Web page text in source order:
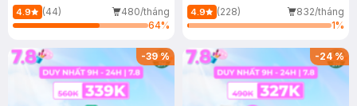
Mới)
4.9 (44)
480/tháng
64%
4.9 (228)
832/tháng
1%
-39% -24%